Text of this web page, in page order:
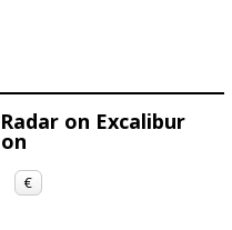
on Excalibur
€